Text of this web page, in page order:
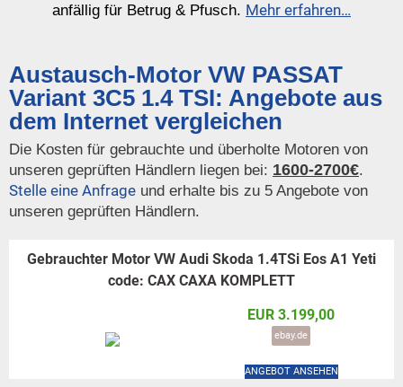
anfällig für Betrug & Pfusch. Mehr erfahren…
Austausch-Motor VW PASSAT
Variant 3C5 1.4 TSI: Angebote aus
dem Internet vergleichen
Die Kosten für gebrauchte und überholte Motoren von
unseren geprüften Händlern liegen bei: 1600-2700€.
Stelle eine Anfrage und erhalte bis zu 5 Angebote von
unseren geprüften Händlern.
Gebrauchter Motor VW Audi Skoda 1.4TSi Eos A1 Yeti
code: CAX CAXA KOMPLETT
EUR 3.199,00
ebay.de
ANGEBOT ANSEHEN